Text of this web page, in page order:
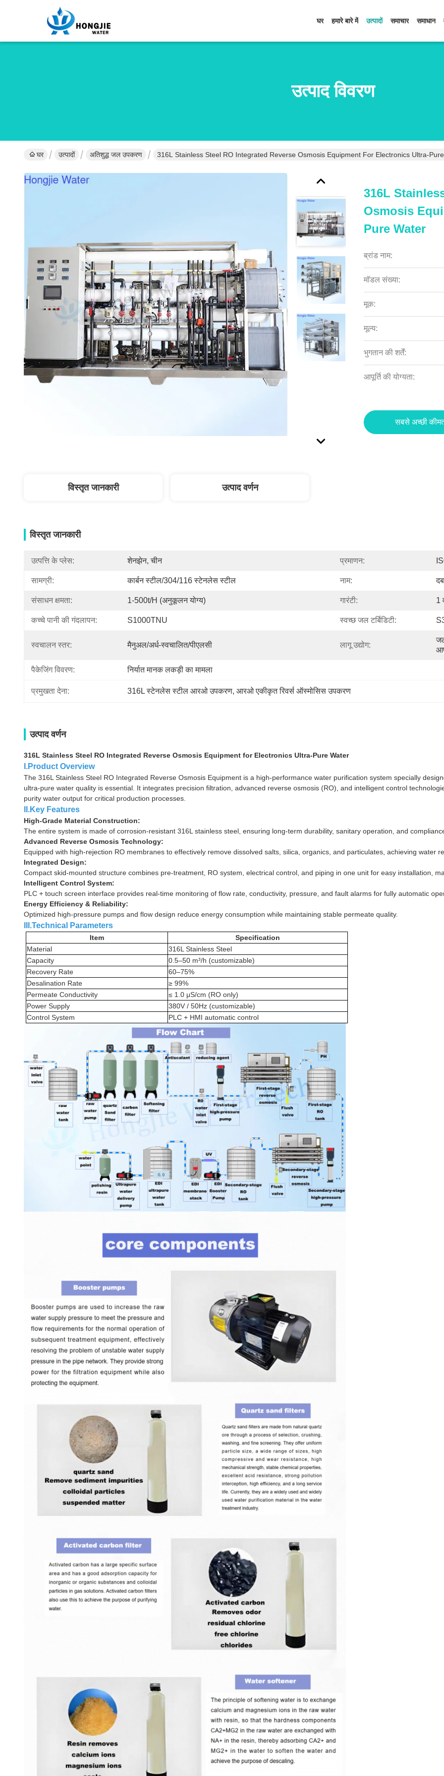
घर हमारे बारे में उत्पादों समाचार समाधान
उत्पाद विवरण
घर उत्पादों अतिशुद्ध जल उपकरण 316L Stainless Steel RO Integrated Reverse Osmosis Equipment For Electronics Ultra-
316L
Osmosis
Pure Water
ब्रांड नाम:
मॉडल संख्या:
मूक:
मूल्य:
भुगतान की शर्तें:
आपूर्ति की योग्यता:
सबसे अच्छी
विस्तृत जानकारी उत्पाद वर्णन
विस्तृत जानकारी
उत्पत्ति के प्लेस: शेनझेन, चीन प्रमाणन:
सामग्री: कार्बन स्टील/304/116 स्टेनलेस स्टील नाम:
संसाधन क्षमता: 1-500t/h (अनुकूलन योग्य) गारंटी: 1
कच्चे पानी की गंदलापन: S1000TNU स्वच्छ जल टर्बिडिटी:
स्वचालन स्तर: मैनुअल/अर्ध-स्वचालित/पीएलसी लागू उद्योग:
पैकेजिंग विवरण: निर्यात मानक लकड़ी का मामला
प्रमुखता देना: 316L स्टेनलेस स्टील आरओ उपकरण, आरओ एकीकृत रिवर्स ऑस्मोसिस उपकरण
उत्पाद वर्णन
316L Stainless Steel RO Integrated Reverse Osmosis Equipment for Electronics Ultra-Pure Water
I.Product Overview
The 316L Stainless Steel RO Integrated Reverse Osmosis Equipment is a high-performance water purification system specially
ultra-pure water quality is essential. It integrates precision filtration, advanced reverse osmosis (RO), and intelligent control
purity water output for critical production processes.
II.Key Features
High-Grade Material Construction:
The entire system is made of corrosion-resistant 316L stainless steel, ensuring long-term durability, sanitary operation, and
Advanced Reverse Osmosis Technology:
Equipped with high-rejection RO membranes to effectively remove dissolved salts, silica, organics, and particulates, achieving water
Integrated Design:
Compact skid-mounted structure combines pre-treatment, RO system, electrical control, and piping in one unit for easy installation,
Intelligent Control System:
PLC + touch screen interface provides real-time monitoring of flow rate, conductivity, pressure, and fault alarms for fully automatic
Energy Efficiency & Reliability:
Optimized high-pressure pumps and flow design reduce energy consumption while maintaining stable permeate quality.
III.Technical Parameters
Item
Specification
Material
316L Stainless Steel
Capacity
0.5–50 m³/h (customizable)
Recovery Rate
60–75%
Desalination Rate
≥ 99%
Permeate Conductivity
≤ 1.0 μS/cm (RO only)
Power Supply
380V / 50Hz (customizable)
Control System
PLC + HMI automatic control